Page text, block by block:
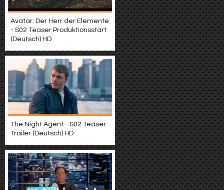
Avatar: Der Herr der Elemente
- S02 Teaser Produktionsstart
(Deutsch) HD
The Night Agent - S02 Teaser
Trailer (Deutsch) HD